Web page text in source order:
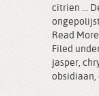
citrien ...
Read
Filed
jasper,
obsidiaan,